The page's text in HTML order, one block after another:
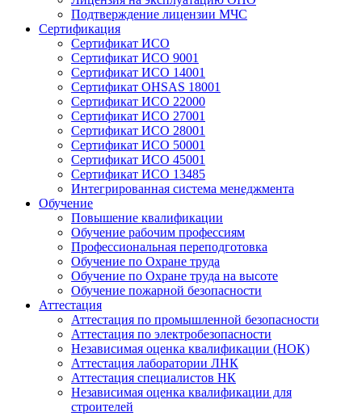
Подтверждение лицензии МЧС
Сертификация
Сертификат ИСО
Сертификат ИСО 9001
Сертификат ИСО 14001
Сертификат OHSAS 18001
Сертификат ИСО 22000
Сертификат ИСО 27001
Сертификат ИСО 28001
Сертификат ИСО 50001
Сертификат ИСО 45001
Сертификат ИСО 13485
Интегрированная система менеджмента
Обучение
Повышение квалификации
Обучение рабочим профессиям
Профессиональная переподготовка
Обучение по Охране труда
Обучение по Охране труда на высоте
Обучение пожарной безопасности
Аттестация
Аттестация по промышленной безопасности
Аттестация по электробезопасности
Независимая оценка квалификации (НОК)
Аттестация лаборатории ЛНК
Аттестация специалистов НК
Независимая оценка квалификации для
строителей